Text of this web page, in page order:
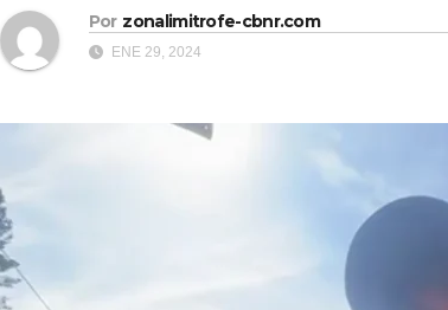
Por zonalimitrofe-cbnr.com
ENE 29, 2024